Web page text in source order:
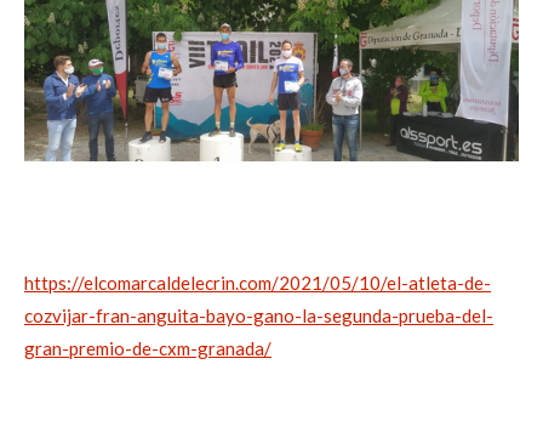
https://elcomarcaldelecrin.com/2021/05/10/el-atleta-de-
cozvijar-fran-anguita-bayo-gano-la-segunda-prueba-del-
gran-premio-de-cxm-granada/